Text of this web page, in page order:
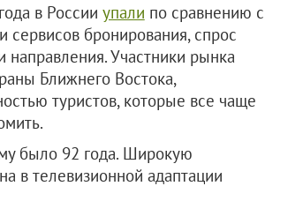
в России упали по сравнению с
бронирования, спрос
Участники рынка
Ближнего Востока,
туристов, которые все чаще
было 92 года. Широкую
в телевизионной адаптации